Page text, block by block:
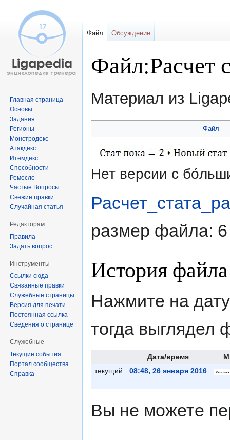
Файл:Расчет
Материал из
к
навигации
к
поиску
Файл
Нет версии с
размер файла:
История файла
Нажмите на
тогда выглядел
Дата/время
текущий
08:48, 26 января 2016
Вы не можете
Файл Обсуждение
Главная страница
Основы
Задания
Регионы
Монстродекс
Атакдекс
Итемдекс
Способности
Ремесло
Частые Вопросы
Свежие правки
Случайная статья
Редакторам
Правила
Задать вопрос
Инструменты
Ссылки сюда
Связанные правки
Служебные страницы
Версия для печати
Постоянная ссылка
Сведения о странице
Служебные
Текущие события
Портал сообщества
Справка